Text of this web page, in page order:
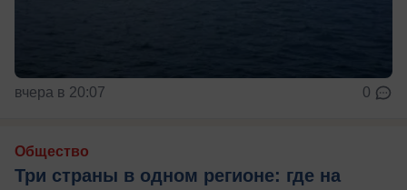
вчера в 20:07 0
Общество
Три страны в одном регионе: где на